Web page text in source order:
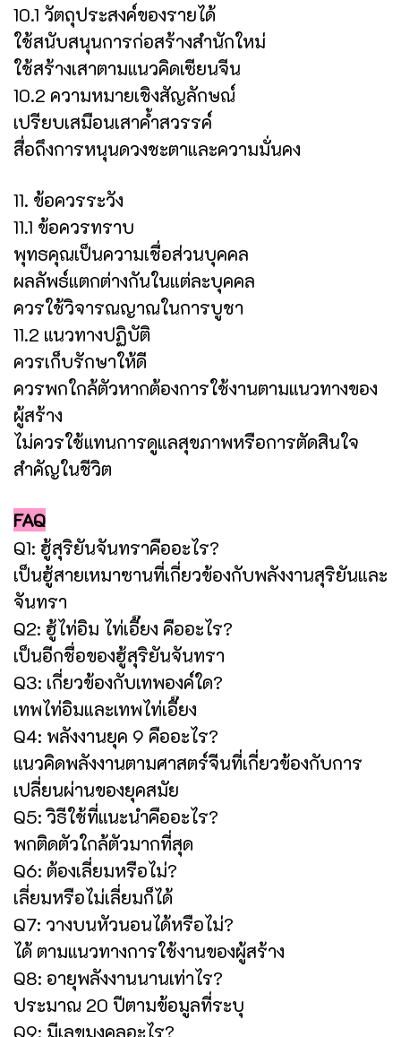
10.1 วัตถุประสงค์ของรายได้
ใช้สนับสนุนการก่อสร้างสำนักใหม่
ใช้สร้างเสาตามแนวคิดเซียนจีน
10.2 ความหมายเชิงสัญลักษณ์
เปรียบเสมือนเสาค้ำสวรรค์
สื่อถึงการหนุนดวงชะตาและความมั่นคง
11. ข้อควรระวัง
11.1 ข้อควรทราบ
พุทธคุณเป็นความเชื่อส่วนบุคคล
ผลลัพธ์แตกต่างกันในแต่ละบุคคล
ควรใช้วิจารณญาณในการบูชา
11.2 แนวทางปฏิบัติ
ควรเก็บรักษาให้ดี
ควรพกใกล้ตัวหากต้องการใช้งานตามแนวทางของ
ผู้สร้าง
ไม่ควรใช้แทนการดูแลสุขภาพหรือการตัดสินใจ
สำคัญในชีวิต
FAQ
Q1: ฮู้สุริยันจันทราคืออะไร?
เป็นฮู้สายเหมาซานที่เกี่ยวข้องกับพลังงานสุริยันและ
จันทรา
Q2: ฮู้ไท่อิม ไท่เอี๊ยง คืออะไร?
เป็นอีกชื่อของฮู้สุริยันจันทรา
Q3: เกี่ยวข้องกับเทพองค์ใด?
เทพไท่อิมและเทพไท่เอี๊ยง
Q4: พลังงานยุค 9 คืออะไร?
แนวคิดพลังงานตามศาสตร์จีนที่เกี่ยวข้องกับการ
เปลี่ยนผ่านของยุคสมัย
Q5: วิธีใช้ที่แนะนำคืออะไร?
พกติดตัวใกล้ตัวมากที่สุด
Q6: ต้องเลี่ยมหรือไม่?
เลี่ยมหรือไม่เลี่ยมก็ได้
Q7: วางบนหัวนอนได้หรือไม่?
ได้ ตามแนวทางการใช้งานของผู้สร้าง
Q8: อายุพลังงานนานเท่าไร?
ประมาณ 20 ปีตามข้อมูลที่ระบุ
Q9: มีเลขมงคลอะไร?